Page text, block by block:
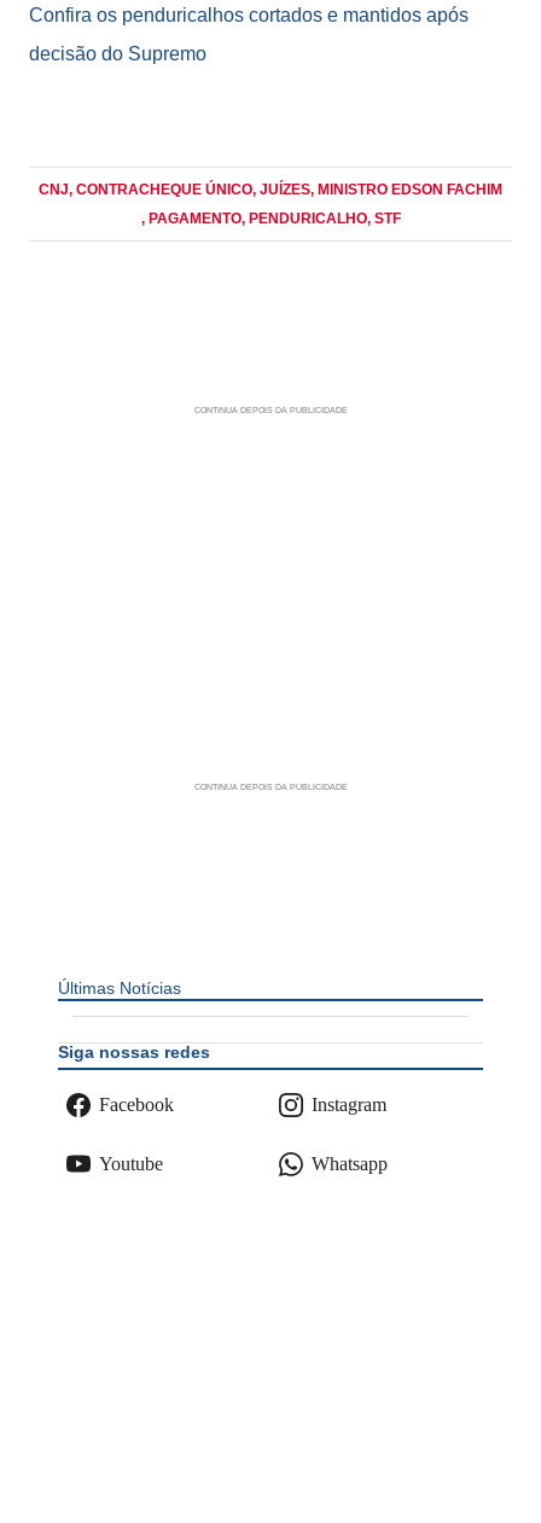
Confira os penduricalhos cortados e mantidos após
decisão do Supremo
CNJ, CONTRACHEQUE ÚNICO, JUÍZES, MINISTRO EDSON FACHIM
, PAGAMENTO, PENDURICALHO, STF
Últimas Notícias
Siga nossas redes
Facebook Instagram
Youtube Whatsapp